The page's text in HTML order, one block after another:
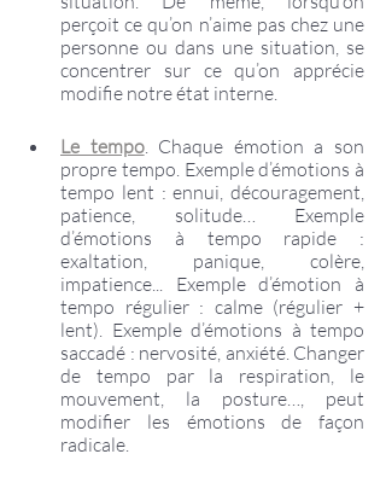
perçoit ce qu’on n’aime pas chez une
personne ou dans une situation, se
concentrer sur ce qu’on apprécie
modifie notre état interne.
Le tempo. Chaque émotion a son
propre tempo. Exemple d’émotions à
tempo lent : ennui, découragement,
patience, solitude… Exemple
d’émotions à tempo rapide :
exaltation, panique, colère,
impatience... Exemple d’émotion à
tempo régulier : calme (régulier +
lent). Exemple d’émotions à tempo
saccadé : nervosité, anxiété. Changer
de tempo par la respiration, le
mouvement, la posture…, peut
modifier les émotions de façon
radicale.